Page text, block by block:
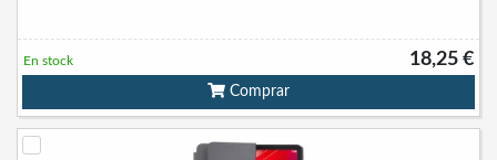
18,25 €
En stock
Comprar